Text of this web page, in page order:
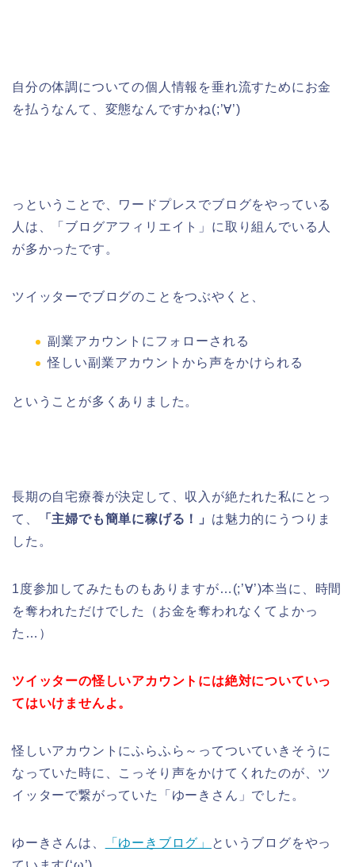
自分の体調についての個人情報を垂れ流すためにお金
を払うなんて、変態なんですかね(;’∀’)
っということで、ワードプレスでブログをやっている
人は、「ブログアフィリエイト」に取り組んでいる人
が多かったです。
ツイッターでブログのことをつぶやくと、
副業アカウントにフォローされる
怪しい副業アカウントから声をかけられる
ということが多くありました。
長期の自宅療養が決定して、収入が絶たれた私にとっ
て、
「主婦でも簡単に稼げる！」 は魅力的にうつりま
した。
1度参加してみたものもありますが…(;’∀’)本当に、時間
を奪われただけでした（お金を奪われなくてよかっ
た…）
ツイッターの怪しいアカウントには絶対についていっ
てはいけませんよ。
怪しいアカウントにふらふら～ってついていきそうに
なっていた時に、こっそり声をかけてくれたのが、ツ
イッターで繋がっていた「ゆーきさん」でした。
ゆーきさんは、 「ゆーきブログ」
というブログをやっ